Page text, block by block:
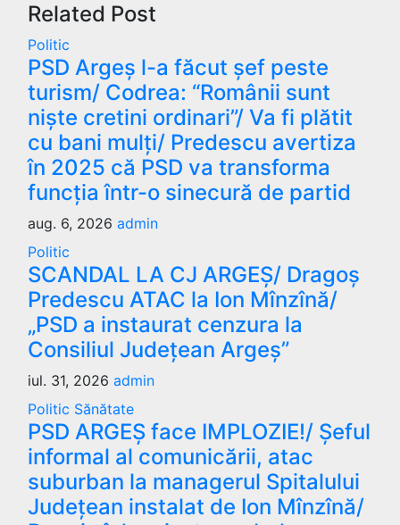
Related Post
Politic
PSD Argeș l-a făcut șef peste
turism/ Codrea: “Românii sunt
niște cretini ordinari”/ Va fi plătit
cu bani mulți/ Predescu avertiza
în 2025 că PSD va transforma
funcția într-o sinecură de partid
aug. 6, 2026 admin
Politic
SCANDAL LA CJ ARGEȘ/ Dragoș
Predescu ATAC la Ion Mînzînă/
„PSD a instaurat cenzura la
Consiliul Județean Argeș”
iul. 31, 2026 admin
Politic Sănătate
PSD ARGEȘ face IMPLOZIE!/ Șeful
informal al comunicării, atac
suburban la managerul Spitalului
Județean instalat de Ion Mînzînă/